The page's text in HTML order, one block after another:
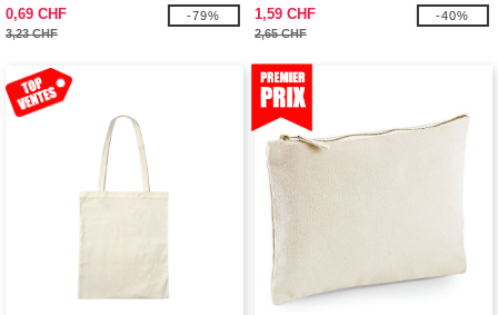
0,69 CHF
3,23 CHF
-79%
1,59 CHF
2,65 CHF
-40%